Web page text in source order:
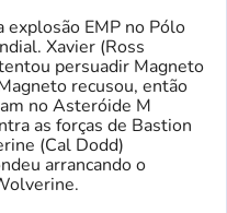
explosão EMP no Pólo
Xavier (Ross
persuadir Magneto
recusou, então
no Asteróide M
as forças de Bastion
(Cal Dodd)
arrancando o